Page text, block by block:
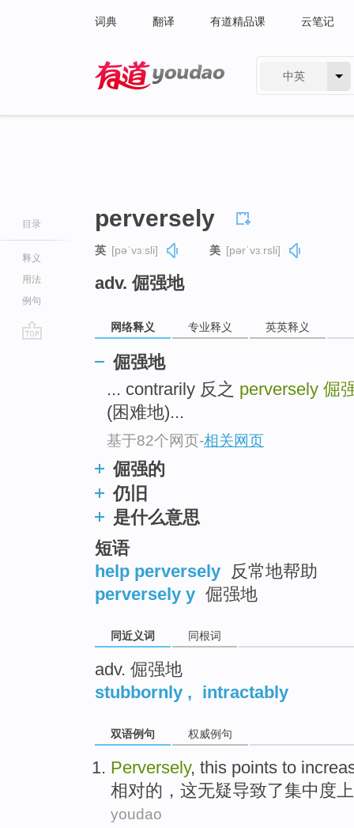
词典 翻译 有道精品课 云笔记
中英
目录
释义
用法
例句
perversely
英 [pəˈvɜːsli] 美 [pərˈvɜːrsli]
adv. 倔强地
网络释义 专业释义 英英释义
倔强地
... contrarily 反之 perversely 倔
(困难地)...
基于82个网页-相关网页
倔强的
仍旧
是什么意思
短语
help perversely
反常地帮助
perversely y 倔强地
同近义词 同根词
adv. 倔强地
stubbornly , intractably
双语例句 权威例句
Perversely, this points to
相对的， 这无疑导致了集中度
youdao